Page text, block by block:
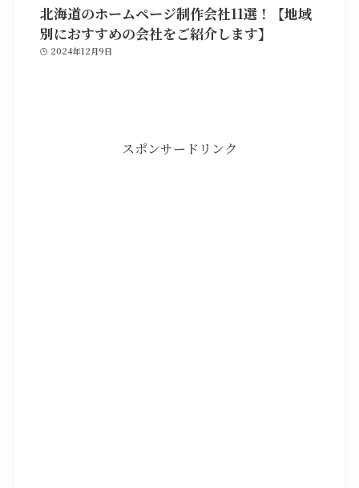
北海道のホームページ制作会社11選！【地域
別におすすめの会社をご紹介します】
2024年12月9日
スポンサードリンク